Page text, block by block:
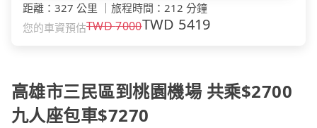
距離 ： 327 公里 旅程時間 ： 212 分鐘
您的車資預估TWD7000TWD 5419
高雄市三民區到桃園機場 共乘$2700
九人座包車$7270